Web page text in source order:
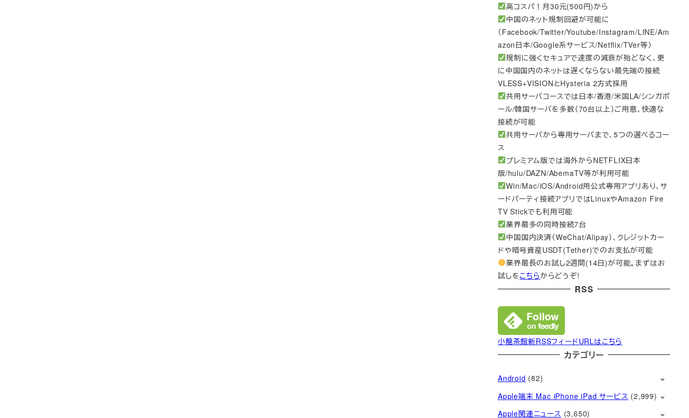
高コスパ！月30元(500円)から
中国のネット規制回避が可能に
（Facebook/Twitter/Youtube/Instagram/LINE/Am
azon日本/Google系サービス/Netflix/TVer等）
規制に強くセキュアで速度の減衰が殆どなく、更
に中国国内のネットは遅くならない最先端の接続
VLESS+VISIONとHysteria 2方式採用
共用サーバコースでは日本/香港/米国LA/シンガポ
ール/韓国サーバを多数（70台以上）ご用意、快適な
接続が可能
共用サーバから専用サーバまで、5つの選べるコー
ス
プレミアム版では海外からNETFLIX日本
版/hulu/DAZN/AbemaTV等が利用可能
Win/Mac/iOS/Android用公式専用アプリあり、サ
ードパーティ接続アプリではLinuxやAmazon Fire
TV Stickでも利用可能
業界最多の同時接続7台
中国国内決済（WeChat/Alipay）、クレジットカー
ドや暗号資産USDT(Tether)でのお支払が可能
業界最長のお試し2週間(14日)が可能。まずはお
試しをこちらからどうぞ!
RSS
小龍茶館新RSSフィードURLはこちら
カテゴリー
Android (82)
Apple端末 Mac iPhone iPad サービス (2,999)
Apple関連ニュース (3,650)